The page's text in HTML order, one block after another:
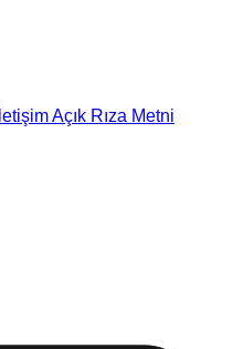
Açık Rıza Metni